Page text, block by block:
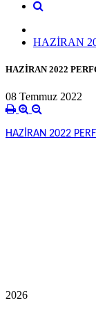
HAZİRAN
HAZİRAN 2022
08 Temmuz 2022
HAZİRAN 2022
2026